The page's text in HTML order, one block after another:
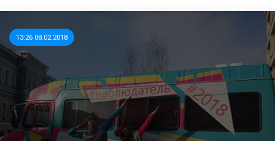
13:26 08.02.2018